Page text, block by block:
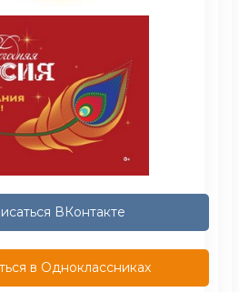
ВКонтакте
в Одноклассниках